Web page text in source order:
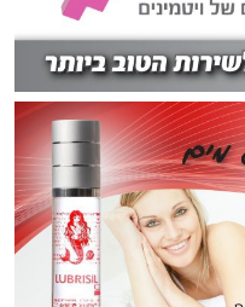
את תוספי
למטרות
לך אילו רכיבים
גם בחיי היום
המלצות